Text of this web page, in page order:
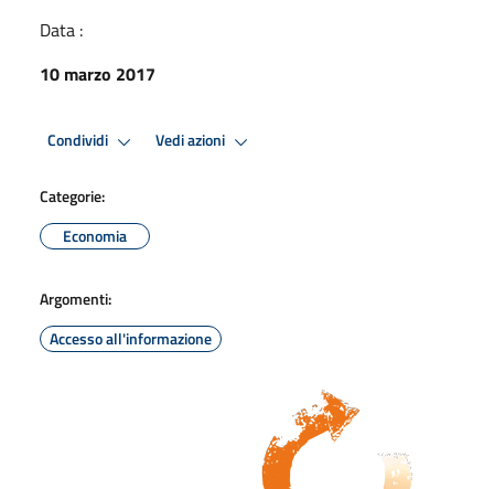
Data :
10 marzo 2017
Condividi Vedi azioni
Categorie:
Economia
Argomenti:
Accesso all'informazione